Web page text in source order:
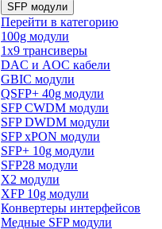
SFP модули
Перейти в категорию
100g модули
1x9 трансиверы
DAC и AOC кабели
GBIC модули
QSFP+ 40g модули
SFP CWDM модули
SFP DWDM модули
SFP xPON модули
SFP+ 10g модули
SFP28 модули
X2 модули
XFP 10g модули
Конвертеры интерфейсов
Медные SFP модули